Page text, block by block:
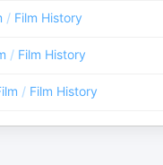
/ Film History
/ Film History
/ Film History